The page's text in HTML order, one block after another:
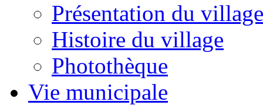
Présentation du village
Histoire du village
Photothèque
Vie municipale